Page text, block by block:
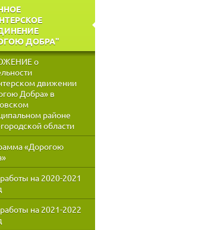
ДОБРА"
о
движении
Добра» в
районе
области
«Дорогою
на 2020-2021
на 2021-2022